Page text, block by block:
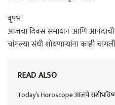
वृषभ
आजचा दिवस समाधान आणि आनंदाची
चांगल्या संधी शोधणाऱ्यांना काही
READ ALSO
Today’s Horoscope आजचे